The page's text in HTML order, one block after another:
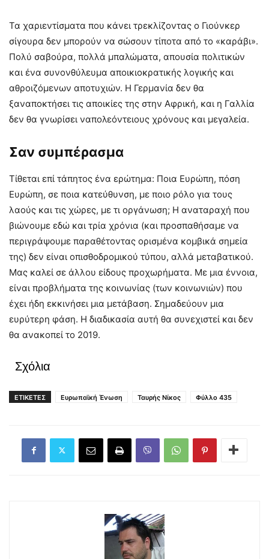
Τα χαριεντίσματα που κάνει τρεκλίζοντας ο Γιούνκερ
σίγουρα δεν μπορούν να σώσουν τίποτα από το «καράβι».
Πολύ σαβούρα, πολλά μπαλώματα, απουσία πολιτικών
και ένα συνονθύλευμα αποικιοκρατικής λογικής και
αθροιζόμενων αποτυχιών. Η Γερμανία δεν θα
ξαναποκτήσει τις αποικίες της στην Αφρική, και η Γαλλία
δεν θα γνωρίσει ναπολεόντειους χρόνους και μεγαλεία.
Σαν συμπέρασμα
Τίθεται επί τάπητος ένα ερώτημα: Ποια Ευρώπη, πόση
Ευρώπη, σε ποια κατεύθυνση, με ποιο ρόλο για τους
λαούς και τις χώρες, με τι οργάνωση; Η αναταραχή που
βιώνουμε εδώ και τρία χρόνια (και προσπαθήσαμε να
περιγράψουμε παραθέτοντας ορισμένα κομβικά σημεία
της) δεν είναι οπισθοδρομικού τύπου, αλλά μεταβατικού.
Μας καλεί σε άλλου είδους προχωρήματα. Με μια έννοια,
είναι προβλήματα της κοινωνίας (των κοινωνιών) που
έχει ήδη εκκινήσει μια μετάβαση. Σημαδεύουν μια
ευρύτερη φάση. Η διαδικασία αυτή θα συνεχιστεί και δεν
θα ανακοπεί το 2019.
Σχόλια
ΕΤΙΚΕΤΕΣ Ευρωπαϊκή Ένωση Ταυρής Νίκος Φύλλο 435